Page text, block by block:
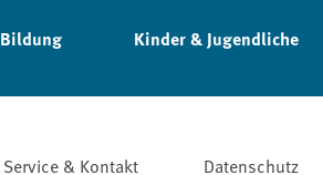
Bildung Kinder & Jugendliche
Service & Kontakt
Datenschutz